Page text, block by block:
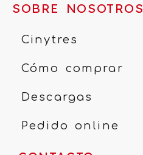
SOBRE NOSOTROS
Cinytres
Cómo comprar
Descargas
Pedido online